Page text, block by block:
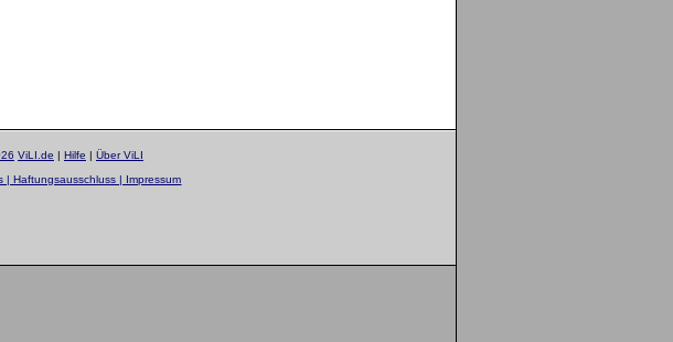
ViLI.de | Hilfe | Über ViLI
| Haftungsausschluss | Impressum